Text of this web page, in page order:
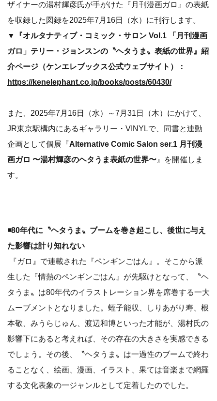
ザイナーの湯村輝彦氏が手がけた『月刊漫画ガロ』の表紙
を収録した図録を2025年7月16日（水）に刊行します。
▼『オルタナティブ・コミック・サロン Vol.1 「月刊漫画
ガロ」テリー・ジョンスンの〝ヘタうま〟表紙の世界』紹
介ページ（ケンエレブックス公式ウェブサイト）：
https://kenelephant.co.jp/books/posts/60430/
また、2025年7月16日（水）～7月31日（木）にかけて、
JR東京駅構内にあるギャラリー・VINYLで、同書と連動
企画として個展『Alternative Comic Salon ser.1 月刊漫
画ガロ 〜湯村輝彦のヘタうま表紙の世界〜 』を開催しま
す。
◾️80年代に〝ヘタうま〟ブームを巻き起こし、後世に与え
た影響は計り知れない
『ガロ』で連載された『ペンギンごはん』。そこから派
生した『情熱のペンギンごはん』が先駆けとなって、〝ヘ
タうま〟は80年代のイラストレーション界を席巻する一大
ムーブメントとなりました。蛭子能収、しりあがり寿、根
本敬、みうらじゅん、渡辺和博といった才能が、湯村氏の
影響下にあると考えれば、その存在の大きさを実感できる
でしょう。その後、〝ヘタうま〟は一過性のブームで終わ
ることなく、絵画、漫画、イラスト、果ては音楽まで網羅
する文化表象の一ジャンルとして定着したのでした。